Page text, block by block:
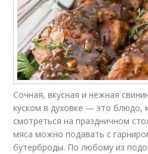
Сочная, вкусная и нежная
куском в духовке — это блюдо,
смотреться на праздничном
мяса можно подавать с
бутерброды. По любому из